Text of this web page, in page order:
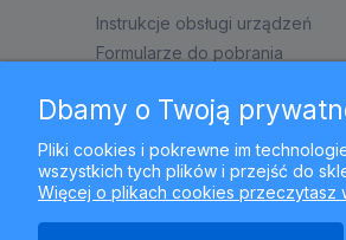
Instrukcje obsługi urządzeń
Formularze do pobrania
Dbamy o Twoją
Pliki cookies i pokrewne im
wszystkich tych plików i przejść do
Więcej o plikach cookies przeczytasz